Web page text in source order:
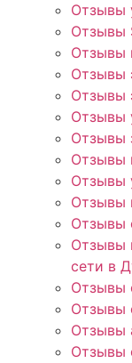
Отзывы
Отзывы
Отзывы
Отзывы
Отзывы
Отзывы
Отзывы
Отзывы
Отзывы
Отзывы
Отзывы
Отзывы
сети в
Отзывы
Отзывы
Отзывы
Отзывы